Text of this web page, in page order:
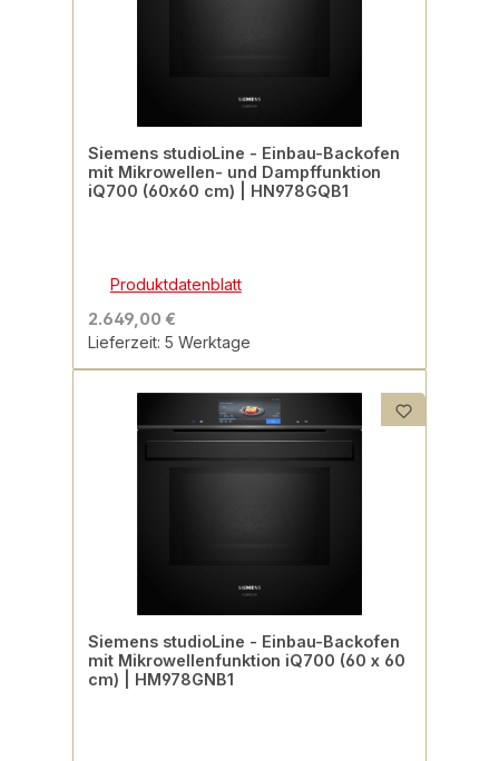
Siemens studioLine - Einbau-Backofen
mit Mikrowellen- und Dampffunktion
iQ700 (60x60 cm) | HN978GQB1
Produktdatenblatt
2.649,00 €
Lieferzeit: 5 Werktage
Siemens studioLine - Einbau-Backofen
mit Mikrowellenfunktion iQ700 (60 x 60
cm) | HM978GNB1